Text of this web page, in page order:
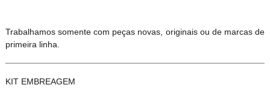
Trabalhamos somente com peças novas, originais ou de marcas de
primeira linha.
KIT EMBREAGEM